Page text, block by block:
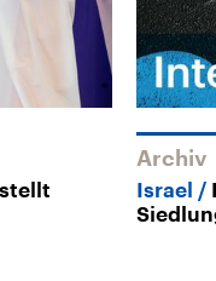
Archiv
Israel